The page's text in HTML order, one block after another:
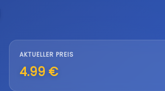
AKTUELLER PREIS
4.99 €